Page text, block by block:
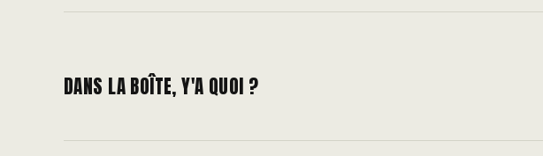
DANS LA BOÎTE, Y'A QUOI ?